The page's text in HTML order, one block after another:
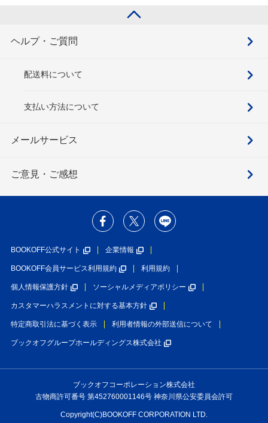
ヘルプ・ご質問
配送料について
支払い方法について
メールサービス
ご意見・ご感想
BOOKOFF公式サイト 企業情報
BOOKOFF会員サービス利用規約 利用規約
個人情報保護方針 ソーシャルメディアポリシー
カスタマーハラスメントに対する基本方針
特定商取引法に基づく表示 利用者情報の外部送信について
ブックオフグループホールディングス株式会社
ブックオフコーポレーション株式会社
古物商許可番号 第452760001146号 神奈川県公安委員会許可
Copyright(C)BOOKOFF CORPORATION LTD.